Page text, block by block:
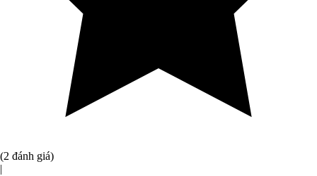
(2 đánh giá)
|